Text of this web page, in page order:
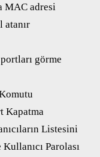
MAC adresi
atanır
görme
Kapatma
Listesini
Parolası